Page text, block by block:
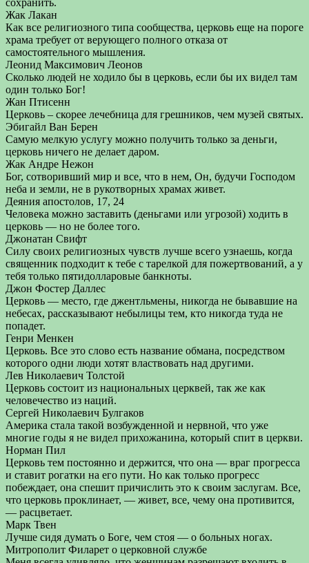
сохранить.
Жак Лакан
Как все религиозного типа сообщества, церковь еще на пороге
храма требует от верующего полного отказа от
самостоятельного мышления.
Леонид Максимович Леонов
Сколько людей не ходило бы в церковь, если бы их видел там
один только Бог!
Жан Птисенн
Церковь – скорее лечебница для грешников, чем музей святых.
Эбигайл Ван Берен
Самую мелкую услугу можно получить только за деньги,
церковь ничего не делает даром.
Жак Андре Нежон
Бог, сотворивший мир и все, что в нем, Он, будучи Господом
неба и земли, не в рукотворных храмах живет.
Деяния апостолов, 17, 24
Человека можно заставить (деньгами или угрозой) ходить в
церковь — но не более того.
Джонатан Свифт
Силу своих религиозных чувств лучше всего узнаешь, когда
священник подходит к тебе с тарелкой для пожертвований, а у
тебя только пятидолларовые банкноты.
Джон Фостер Даллес
Церковь — место, где джентльмены, никогда не бывавшие на
небесах, рассказывают небылицы тем, кто никогда туда не
попадет.
Генри Менкен
Церковь. Все это слово есть название обмана, посредством
которого одни люди хотят властвовать над другими.
Лев Николаевич Толстой
Церковь состоит из национальных церквей, так же как
человечество из наций.
Сергей Николаевич Булгаков
Америка стала такой возбужденной и нервной, что уже
многие годы я не видел прихожанина, который спит в церкви.
Норман Пил
Церковь тем постоянно и держится, что она — враг прогресса
и ставит рогатки на его пути. Но как только прогресс
побеждает, она спешит причислить это к своим заслугам. Все,
что церковь проклинает, — живет, все, чему она противится,
— расцветает.
Марк Твен
Лучше сидя думать о Боге, чем стоя — о больных ногах.
Митрополит Филарет о церковной службе